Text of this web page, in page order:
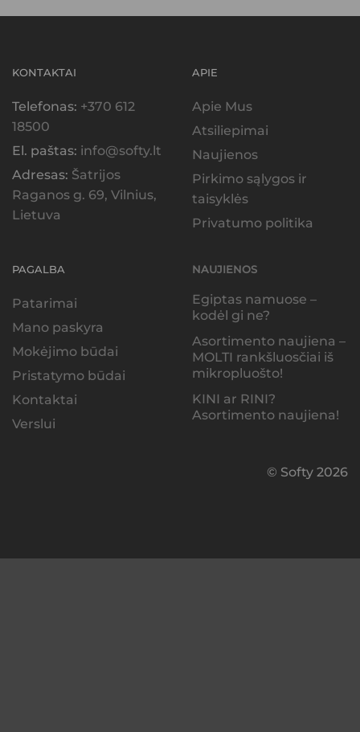
KONTAKTAI
Telefonas: +370 612
18500
El. paštas: info@softy.lt
Adresas: Šatrijos
Raganos g. 69, Vilnius,
Lietuva
APIE
Apie Mus
Atsiliepimai
Naujienos
Pirkimo sąlygos ir
taisyklės
Privatumo politika
PAGALBA
Patarimai
Mano paskyra
Mokėjimo būdai
Pristatymo būdai
Kontaktai
Verslui
NAUJIENOS
Egiptas namuose –
kodėl gi ne?
Asortimento naujiena –
MOLTI rankšluosčiai iš
mikropluošto!
KINI ar RINI?
Asortimento naujiena!
© Softy 2026